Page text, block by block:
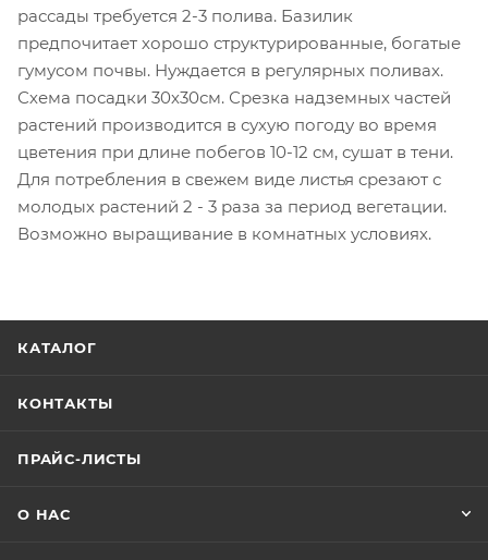
рассады требуется 2-3 полива. Базилик
предпочитает хорошо структурированные, богатые
гумусом почвы. Нуждается в регулярных поливах.
Схема посадки 30х30см. Срезка надземных частей
растений производится в сухую погоду во время
цветения при длине побегов 10-12 см, сушат в тени.
Для потребления в свежем виде листья срезают с
молодых растений 2 - 3 раза за период вегетации.
Возможно выращивание в комнатных условиях.
КАТАЛОГ
КОНТАКТЫ
ПРАЙС-ЛИСТЫ
О НАС